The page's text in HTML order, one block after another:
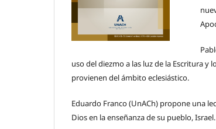
uso del diezmo a las luz de la Escritura y
provienen del ámbito eclesiástico.
Eduardo Franco (UnACh) propone una
Dios en la enseñanza de su pueblo, Israel.